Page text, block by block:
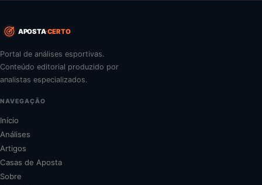
APOSTACERTO
Portal de análises esportivas.
Conteúdo editorial produzido por
analistas especializados.
NAVEGAÇÃO
Início
Análises
Artigos
Casas de Aposta
Sobre